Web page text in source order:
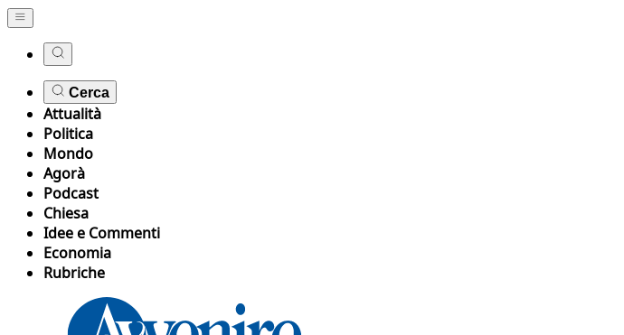
Cerca
Attualità
Politica
Mondo
Agorà
Podcast
Chiesa
Idee e Commenti
Economia
Rubriche